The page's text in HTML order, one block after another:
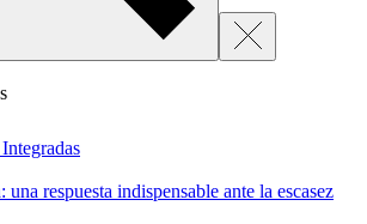
respuesta indispensable ante la escasez